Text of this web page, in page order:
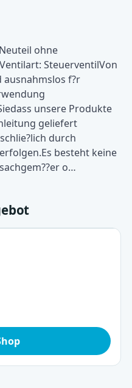
ohne
SteuerventilVon
f?r
unsere Produkte
geliefert
durch
besteht keine
o…